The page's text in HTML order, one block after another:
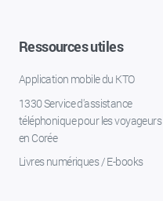
Ressources utiles
Application mobile du KTO
1330 Service d'assistance
téléphonique pour les voyageurs
en Corée
Livres numériques / E-books